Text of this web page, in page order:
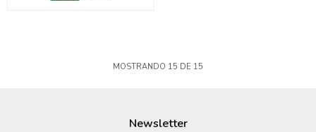
MOSTRANDO 15 DE 15
Newsletter